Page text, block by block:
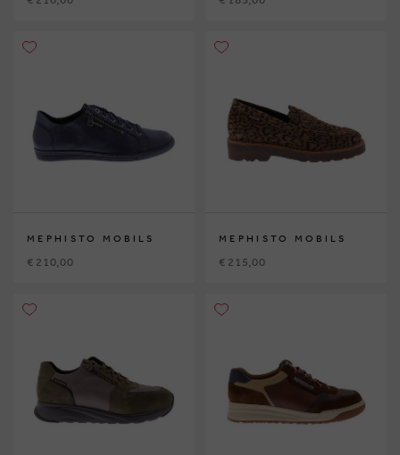
MEPHISTO MOBILS
€ 210,00
MEPHISTO MOBILS
€ 215,00